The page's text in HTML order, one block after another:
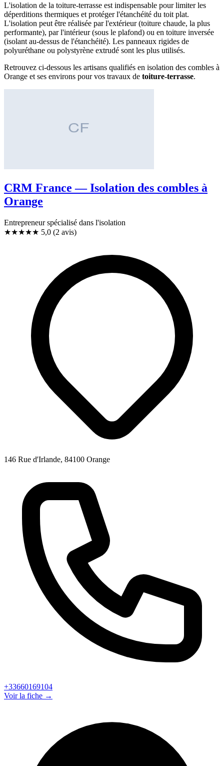
L'isolation de la toiture-terrasse est indispensable pour limiter les
déperditions thermiques et protéger l'étanchéité du toit plat.
L'isolation peut être réalisée par l'extérieur (toiture chaude, la plus
performante), par l'intérieur (sous le plafond) ou en toiture inversée
(isolant au-dessus de l'étanchéité). Les panneaux rigides de
polyuréthane ou polystyrène extrudé sont les plus utilisés.
Retrouvez ci-dessous les artisans qualifiés en isolation des combles à
Orange et ses environs pour vos travaux de toiture-terrasse.
CRM France — Isolation des combles à
Orange
Entrepreneur spécialisé dans l'isolation
★★★★★ 5,0 (2 avis)
146 Rue d'Irlande, 84100 Orange
+33660169104
Voir la fiche →